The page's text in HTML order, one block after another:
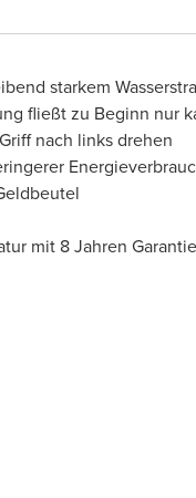
starkem
fließt zu Beginn nur
nach links drehen
mit 8 Jahren Garantie